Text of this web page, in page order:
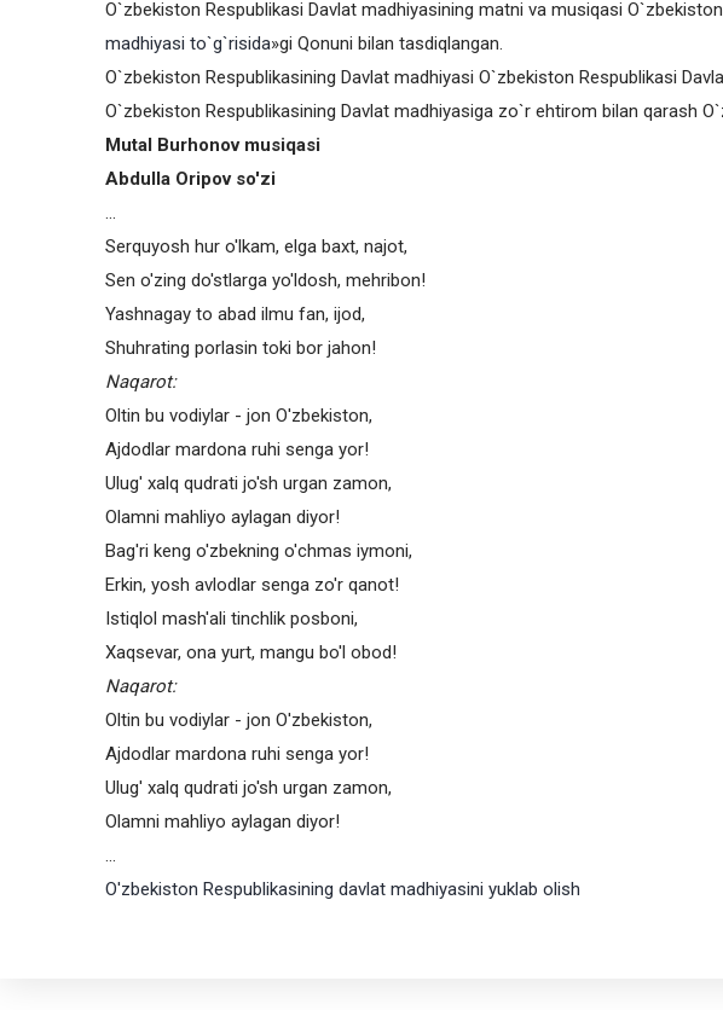
O`zbekiston Respublikasi Davlat madhiyasining matni va musiqasi
madhiyasi to`g`risida»gi Qonuni bilan tasdiqlangan.
O`zbekiston Respublikаsining Dаvlаt mаdhiyasi O`zbekiston Respublikаsi
O`zbekiston Respublikаsining Dаvlаt mаdhiyasigа zo`r ehtirom bilаn qаrаsh
Mutal Burhonov musiqasi
Abdulla Oripov so'zi
...
Serquyosh hur o'lkam, elga baxt, najot,
Sen o'zing do'stlarga yo'ldosh, mehribon!
Yashnagay to abad ilmu fan, ijod,
Shuhrating porlasin toki bor jahon!
Naqarot:
Oltin bu vodiylar - jon O'zbekiston,
Ajdodlar mardona ruhi senga yor!
Ulug' xalq qudrati jo'sh urgan zamon,
Olamni mahliyo aylagan diyor!
Bag'ri keng o'zbekning o'chmas iymoni,
Erkin, yosh avlodlar senga zo'r qanot!
Istiqlol mash'ali tinchlik posboni,
Xaqsevar, ona yurt, mangu bo'l obod!
Naqarot:
Oltin bu vodiylar - jon O'zbekiston,
Ajdodlar mardona ruhi senga yor!
Ulug' xalq qudrati jo'sh urgan zamon,
Olamni mahliyo aylagan diyor!
...
O'zbekiston Respublikasining davlat madhiyasini yuklab olish